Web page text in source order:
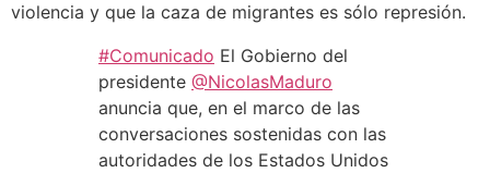
violencia y que la caza de migrantes es sólo represión.
#Comunicado El Gobierno del
presidente @NicolasMaduro
anuncia que, en el marco de las
conversaciones sostenidas con las
autoridades de los Estados Unidos